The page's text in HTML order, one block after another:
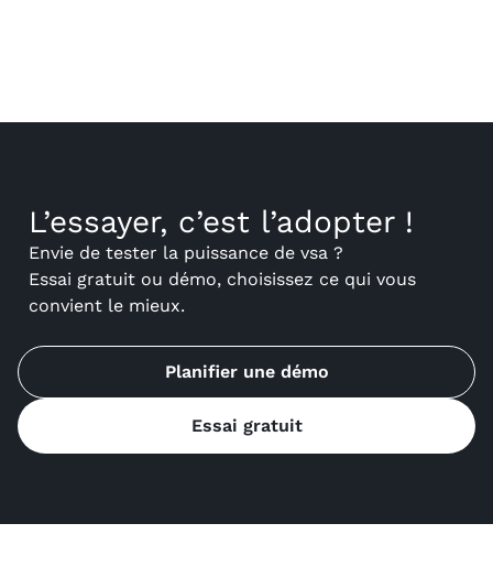
L’essayer, c’est l’adopter !
Envie de tester la puissance de vsa ?
Essai gratuit ou démo, choisissez ce qui vous
convient le mieux.
Planifier une démo
Essai gratuit